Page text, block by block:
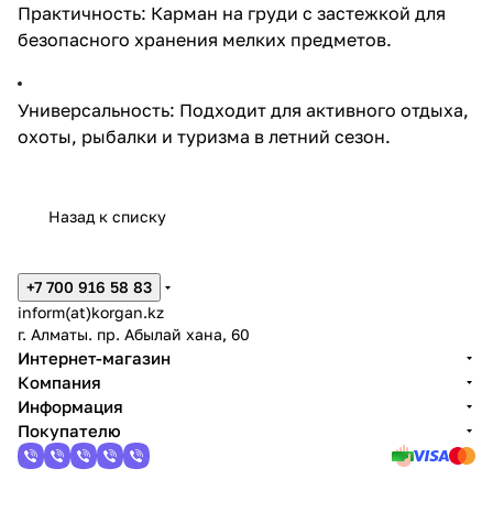
Практичность: Карман на груди с застежкой для
безопасного хранения мелких предметов.
Универсальность: Подходит для активного отдыха,
охоты, рыбалки и туризма в летний сезон.
Назад к списку
+7 700 916 58 83
inform(at)korgan.kz
г. Алматы. пр. Абылай хана, 60
Интернет-магазин
Компания
Информация
Покупателю